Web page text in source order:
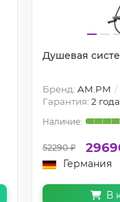
Душевая
Бренд: AM.PM
Гарантия: 2 года
52290 ₽
Германия
В